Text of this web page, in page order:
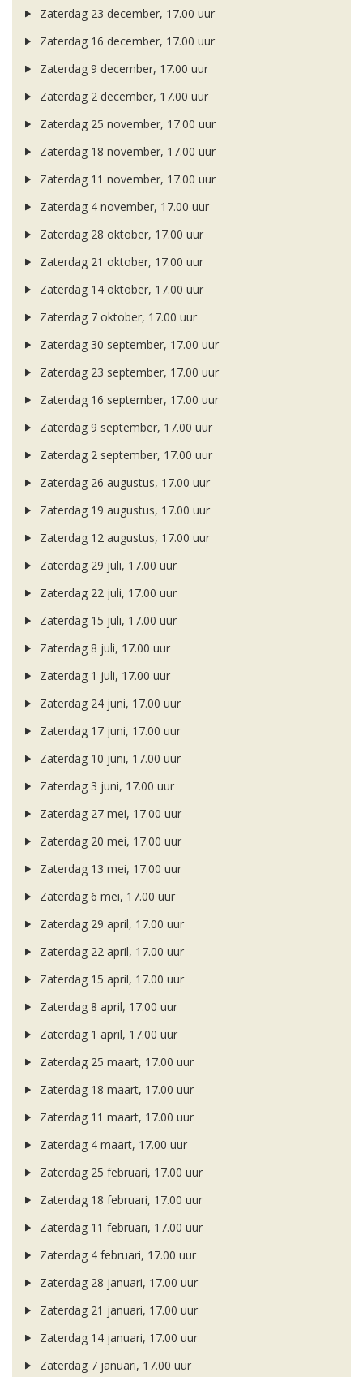
Zaterdag 23 december, 17.00 uur
Zaterdag 16 december, 17.00 uur
Zaterdag 9 december, 17.00 uur
Zaterdag 2 december, 17.00 uur
Zaterdag 25 november, 17.00 uur
Zaterdag 18 november, 17.00 uur
Zaterdag 11 november, 17.00 uur
Zaterdag 4 november, 17.00 uur
Zaterdag 28 oktober, 17.00 uur
Zaterdag 21 oktober, 17.00 uur
Zaterdag 14 oktober, 17.00 uur
Zaterdag 7 oktober, 17.00 uur
Zaterdag 30 september, 17.00 uur
Zaterdag 23 september, 17.00 uur
Zaterdag 16 september, 17.00 uur
Zaterdag 9 september, 17.00 uur
Zaterdag 2 september, 17.00 uur
Zaterdag 26 augustus, 17.00 uur
Zaterdag 19 augustus, 17.00 uur
Zaterdag 12 augustus, 17.00 uur
Zaterdag 29 juli, 17.00 uur
Zaterdag 22 juli, 17.00 uur
Zaterdag 15 juli, 17.00 uur
Zaterdag 8 juli, 17.00 uur
Zaterdag 1 juli, 17.00 uur
Zaterdag 24 juni, 17.00 uur
Zaterdag 17 juni, 17.00 uur
Zaterdag 10 juni, 17.00 uur
Zaterdag 3 juni, 17.00 uur
Zaterdag 27 mei, 17.00 uur
Zaterdag 20 mei, 17.00 uur
Zaterdag 13 mei, 17.00 uur
Zaterdag 6 mei, 17.00 uur
Zaterdag 29 april, 17.00 uur
Zaterdag 22 april, 17.00 uur
Zaterdag 15 april, 17.00 uur
Zaterdag 8 april, 17.00 uur
Zaterdag 1 april, 17.00 uur
Zaterdag 25 maart, 17.00 uur
Zaterdag 18 maart, 17.00 uur
Zaterdag 11 maart, 17.00 uur
Zaterdag 4 maart, 17.00 uur
Zaterdag 25 februari, 17.00 uur
Zaterdag 18 februari, 17.00 uur
Zaterdag 11 februari, 17.00 uur
Zaterdag 4 februari, 17.00 uur
Zaterdag 28 januari, 17.00 uur
Zaterdag 21 januari, 17.00 uur
Zaterdag 14 januari, 17.00 uur
Zaterdag 7 januari, 17.00 uur